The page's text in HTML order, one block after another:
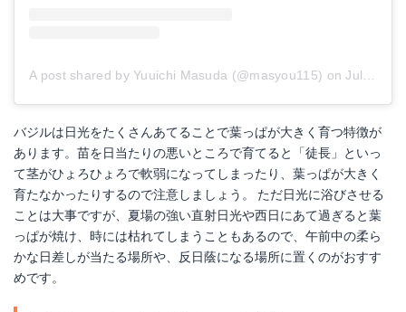
A post shared by Yuuichi Masuda (@masyou115) onJul 23, 2017 at 5:58pm PDT
バジルは日光をたくさんあてることで葉っぱが大きく育つ特徴が
あります。苗を日当たりの悪いところで育てると「徒長」といっ
て茎がひょろひょろで軟弱になってしまったり、葉っぱが大きく
育たなかったりするので注意しましょう。 ただ日光に浴びさせる
ことは大事ですが、夏場の強い直射日光や西日にあて過ぎると葉
っぱが焼け、時には枯れてしまうこともあるので、午前中の柔ら
かな日差しが当たる場所や、反日蔭になる場所に置くのがおすす
めです。